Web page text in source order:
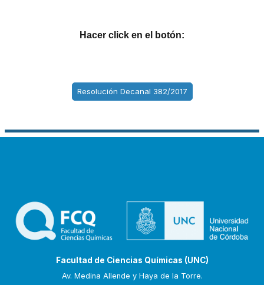
Hacer click en el botón:
Resolución Decanal 382/2017
Facultad de Ciencias Químicas (UNC)
Av. Medina Allende y Haya de la Torre.